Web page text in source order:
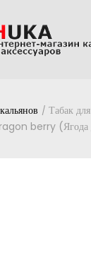
Табак
berry (Ягода